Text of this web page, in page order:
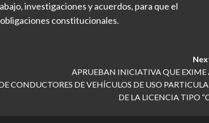
investigaciones y acuerdos, para que el
constitucionales.
APRUEBAN INICIATIVA QUE EXIME
CONDUCTORES DE VEHÍCULOS DE USO
DE LA LICENCIA TIPO